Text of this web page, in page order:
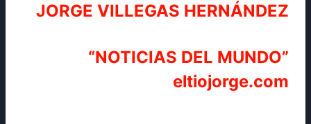
JORGE VILLEGAS HERNÁNDEZ
“NOTICIAS DEL MUNDO”
eltiojorge.com